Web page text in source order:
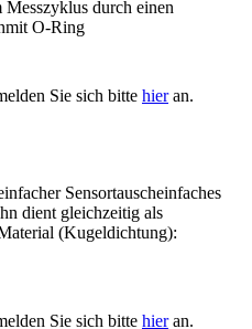
Messzyklus durch einen
O-Ring
Sie sich bitte hieran.
Sensortauscheinfaches
dient gleichzeitig als
(Kugeldichtung):
Sie sich bitte hieran.